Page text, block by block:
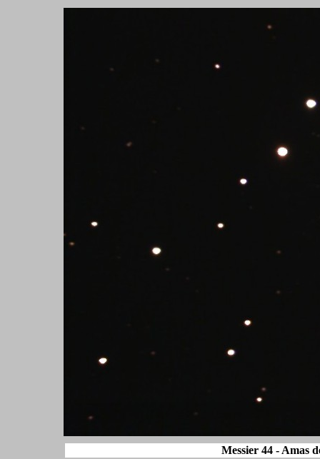
Messier 44 - Amas